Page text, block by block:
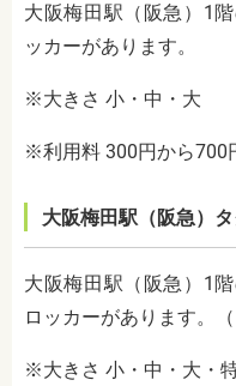
大阪梅田駅（阪急）1
ッカーがあります。
※大きさ 小・中・大
※利用料 300円から700
大阪梅田駅（阪急）
大阪梅田駅（阪急）1
ロッカーがあります。
※大きさ 小・中・大・